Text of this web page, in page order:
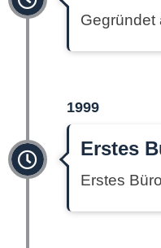
Gegründet
1999
Erstes
Erstes